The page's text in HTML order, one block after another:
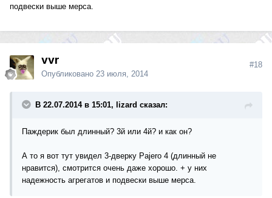
подвески выше мерса.
vvr
Опубликовано 23 июля, 2014
#18
В 22.07.2014 в 15:01, lizard сказал:
Паждерик был длинный? 3й или 4й? и как он?
А то я вот тут увидел 3-дверку Pajero 4 (длинный не
нравится), смотрится очень даже хорошо. + у них
надежность агрегатов и подвески выше мерса.